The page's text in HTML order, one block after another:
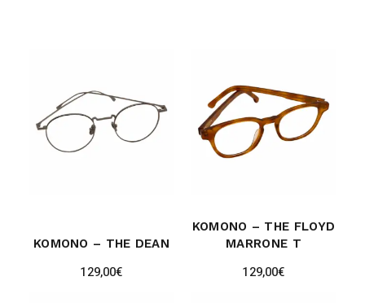
KOMONO – THE DEAN
129,00€
KOMONO – THE FLOYD
MARRONE T
129,00€